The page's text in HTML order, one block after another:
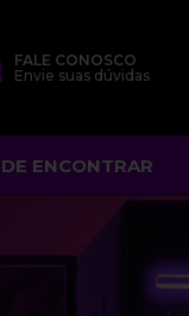
FALE CONOSCO
Envie suas dúvidas
ENCONTRAR